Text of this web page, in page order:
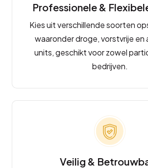
Professionele &
Kies uit verschillende soorten
waaronder droge, vorstvrije en
units, geschikt voor zowel
bedrijven.
Veilig &